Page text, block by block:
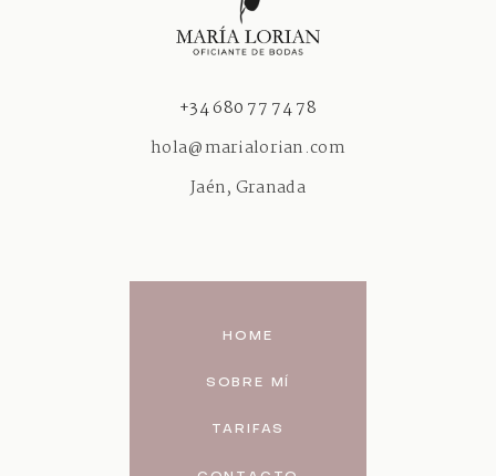
HOME
SOBRE MÍ
TARIFAS
‎+34 680 77 74 78
hola@marialorian.com
Jaén, Granada